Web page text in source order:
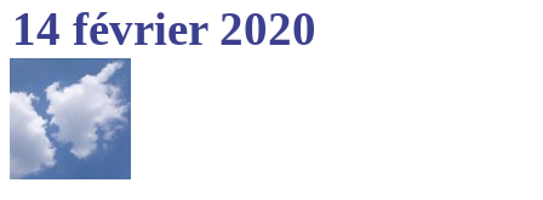
14 février 2020